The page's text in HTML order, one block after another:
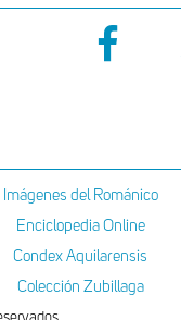
Imágenes del Románico
Enciclopedia Online
Condex Aquilarensis
Colección Zubillaga